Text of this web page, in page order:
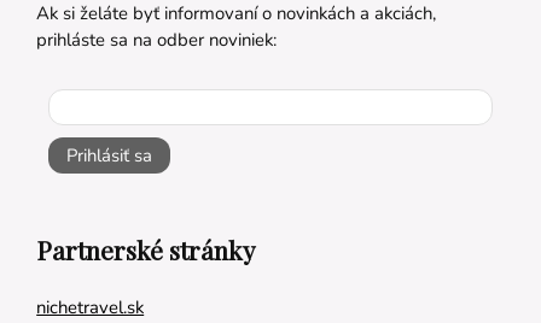
Ak si želáte byť informovaní o novinkách a akciách,
prihláste sa na odber noviniek:
Prihlásiť sa
Partnerské stránky
nichetravel.sk